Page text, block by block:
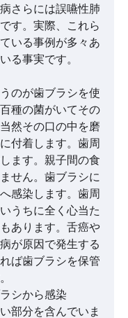
さらには誤嚥性肺
す。実際、これら
いる事例が多々あ
る事実です。
のが歯ブラシを使
種の菌がいてその
然その口の中を磨
付着します。歯周
ます。親子間の食
せん。歯ブラシに
感染します。歯周
うちに全く心当た
あります。舌癌や
が原因で発生する
ば歯ブラシを保管
シから感染
部分を含んでいま